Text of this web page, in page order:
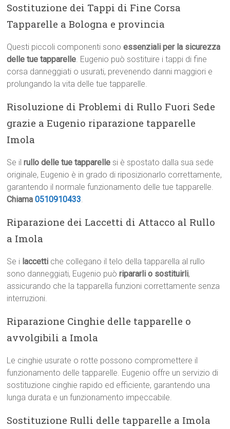
Sostituzione dei Tappi di Fine Corsa
Tapparelle a Bologna e provincia
Questi piccoli componenti sonoessenziali per la sicurezza
delle tue tapparelle. Eugenio può sostituire i tappi di fine
corsa danneggiati o usurati, prevenendo danni maggiori e
prolungando la vita delle tue tapparelle.
Risoluzione di Problemi di Rullo Fuori Sede
grazie a Eugenio riparazione tapparelle
Imola
Se ilrullo delle tue tapparelle si è spostato dalla sua sede
originale, Eugenio è in grado di riposizionarlo correttamente,
garantendo il normale funzionamento delle tue tapparelle.
Chiama0510910433.
Riparazione dei Laccetti di Attacco al Rullo
a Imola
Se i laccetti che collegano il telo della tapparella al rullo
sono danneggiati, Eugenio puòripararli o sostituirli,
assicurando che la tapparella funzioni correttamente senza
interruzioni.
Riparazione Cinghie delle tapparelle o
avvolgibili a Imola
Le cinghie usurate o rotte possono compromettere il
funzionamento delle tapparelle. Eugenio offre un servizio di
sostituzione cinghie rapido ed efficiente, garantendo una
lunga durata e un funzionamento impeccabile.
Sostituzione Rulli delle tapparelle a Imola